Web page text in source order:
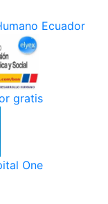
Ecuador
gratis
One